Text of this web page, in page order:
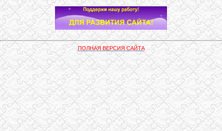
ПОЛНАЯ ВЕРСИЯ САЙТА